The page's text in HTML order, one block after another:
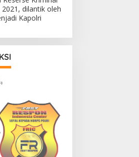
dilantik oleh
Kapolri